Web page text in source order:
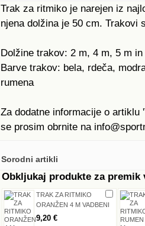
Trak za ritmiko je narejen iz
njena dolžina je 50 cm. Trakovi
Dolžine trakov: 2 m, 4 m, 5 m in
Barve trakov: bela, rdeča,
rumena
Za dodatne informacije o artiklu
se prosim obrnite na
Sorodni artikli
Obkljukaj produkte za
TRAK ZA RITMIKO
ORANŽEN 4 M VADBENI
9,20 €